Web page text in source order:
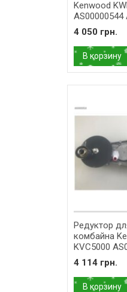
Kenwood
AS00000544
4 050 грн.
В корзину
Редуктор
комбайна
KVC5000
4 114 грн.
В корзину